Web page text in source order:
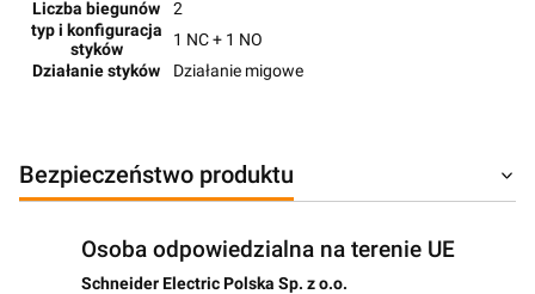
Liczba biegunów
2
typ i konfiguracja
styków
1 NC + 1 NO
Działanie styków
Działanie migowe
Bezpieczeństwo produktu
Osoba odpowiedzialna na terenie UE
Schneider Electric Polska Sp. z o.o.